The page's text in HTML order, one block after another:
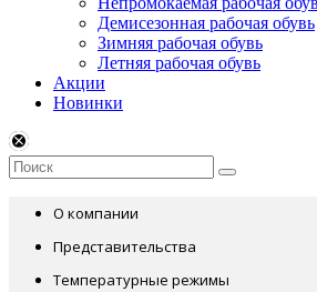
Демисезонная рабочая обувь
Зимняя рабочая обувь
Летняя рабочая обувь
Акции
Новинки
О компании
Представительства
Температурные режимы